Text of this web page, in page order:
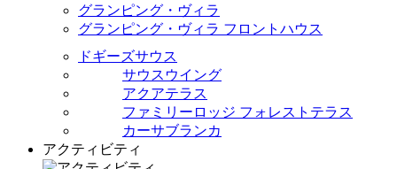
グランピング・ヴィラ
グランピング・ヴィラ フロントハウス
ドギーズサウス
サウスウイング
アクアテラス
ファミリーロッジ フォレストテラス
カーサブランカ
アクティビティ